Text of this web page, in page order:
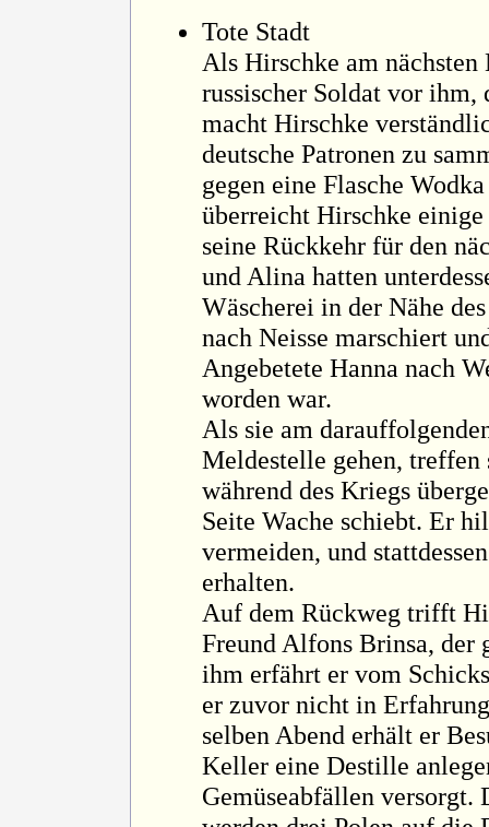
Tote Stadt
Als Hirschke am
russischer Soldat vor ihm,
macht Hirschke
deutsche Patronen zu
gegen eine Flasche
überreicht Hirschke
seine Rückkehr für den
und Alina hatten
Wäscherei in der Nähe
nach Neisse marschiert
Angebetete Hanna nach
worden war.
Als sie am
Meldestelle gehen,
während des Kriegs
Seite Wache schiebt. Er
vermeiden, und
erhalten.
Auf dem Rückweg trifft
Freund Alfons Brinsa, der
ihm erfährt er vom
er zuvor nicht in
selben Abend erhält er
Keller eine Destille
Gemüseabfällen versorgt.